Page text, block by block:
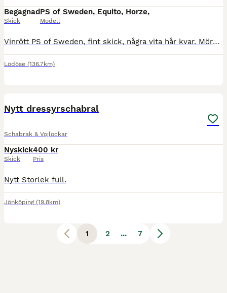
Begagnad
Skick
PS of Sweden, Equito, Horze,
Modell
Vinrött PS of Sweden, fint skick, några vita hår kvar. Mörkblått Equito, använt en gång. Vitt Horze med kardborre på båda sidor så man kan sätta på sitt hästnummer på schabraket, följer med tillhör
Lödöse (136.7km)
Nytt dressyrschabral
Schabrak & Vojlockar
Nyskick
Skick
400 kr
Pris
Nytt Storlek full.
Jönköping (19.8km)
1 2 ... 7